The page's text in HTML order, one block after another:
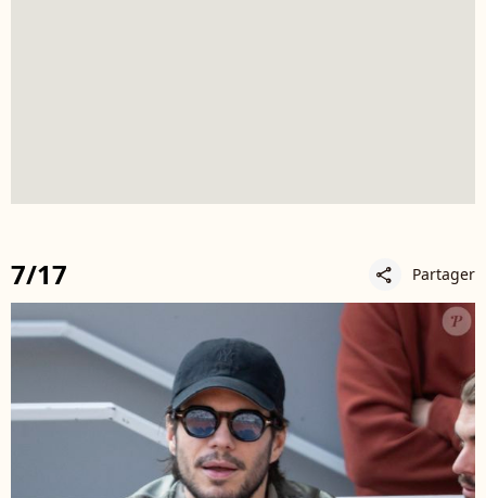
7/17 share Partager